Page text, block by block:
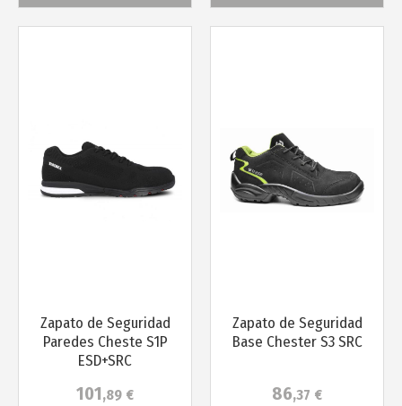
Zapato de Seguridad
Paredes Cheste S1P
ESD+SRC
101,89 €
Zapato de Seguridad
Base Chester S3 SRC
86,37 €
Más info Más info